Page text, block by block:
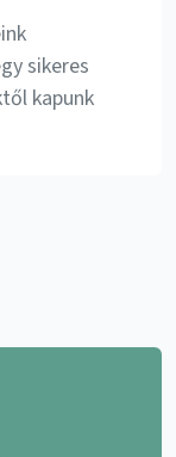
sikeres
kapunk